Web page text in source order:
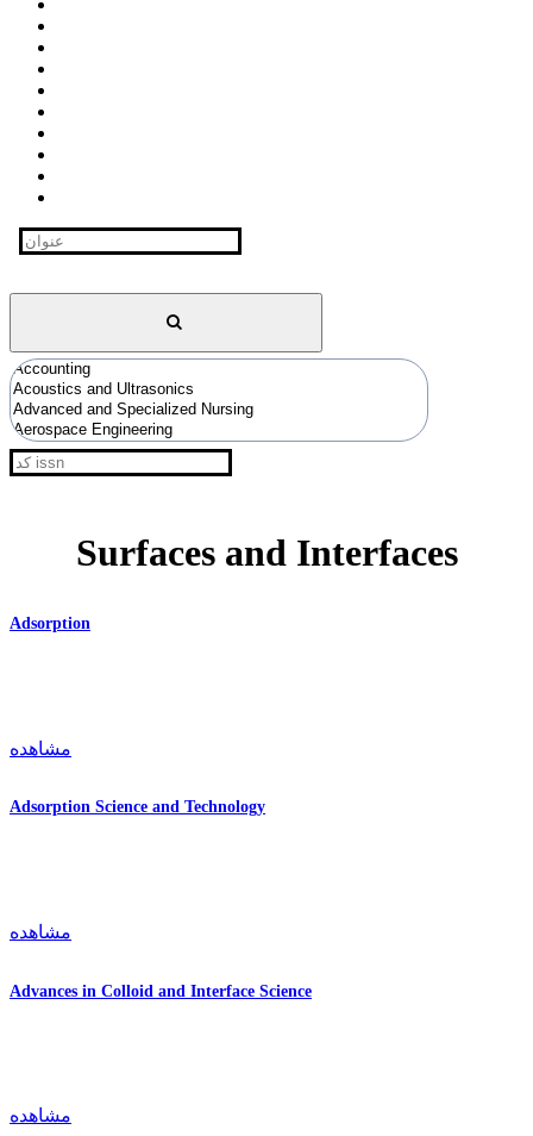
Surfaces and Interfaces
Adsorption
مشاهده
Adsorption Science and Technology
مشاهده
Advances in Colloid and Interface Science
مشاهده